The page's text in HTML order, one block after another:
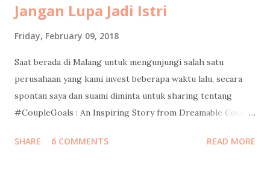
Jangan Lupa Jadi Istri
Friday, February 09, 2018
Saat berada di Malang untuk mengunjungi salah satu
perusahaan yang kami invest beberapa waktu lalu, secara
spontan saya dan suami diminta untuk sharing tentang
#CoupleGoals : An Inspiring Story from Dreamable Couple.
sharing sessions that we enjoyed much. Pada sesi yang
SHARE 6 COMMENTS READ MORE